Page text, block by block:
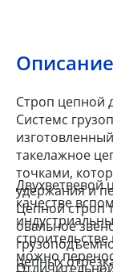
Строп цепной
Системс
такелажное
точками,
удержания и
Цепной строп
овальное
цепных
Двухветвевой
качестве
можно